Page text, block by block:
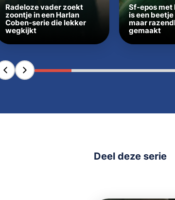
Radeloze vader zoekt
zoontje in een Harlan
Coben-serie die lekker
wegkijkt
Sf-epos met
is een
maar
gemaakt
Deel deze serie